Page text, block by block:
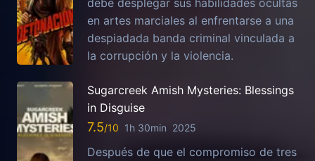
en artes marciales al enfrentarse a una
despiadada banda criminal vinculada a
la corrupción y la violencia.
Sugarcreek Amish Mysteries: Blessings
in Disguise
7.5 1h 30min 2025
Después de que el compromiso de tres